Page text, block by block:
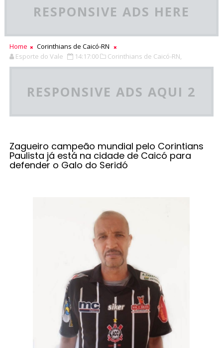
RESPONSIVE ADS HERE
Home
Corinthians de Caicó-RN
Esporte do Vale
14:17:00 Corinthians de Caicó-RN,
RESPONSIVE ADS AQUI 2
Zagueiro campeão mundial pelo Corintians
Paulista já está na cidade de Caicó para
defender o Galo do Seridó